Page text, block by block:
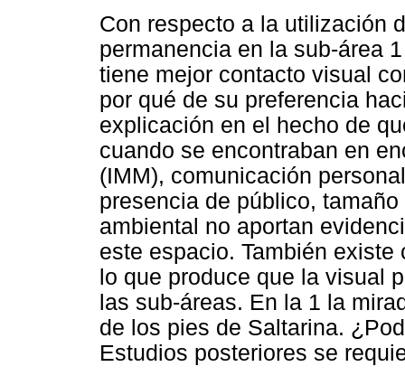
Con respecto a la utilización
permanencia en la sub-área
tiene mejor contacto visual
por qué de su preferencia
explicación en el hecho de
cuando se encontraban en
(IMM), comunicación
presencia de público,
ambiental no aportan
este espacio. También
lo que produce que la visual
las sub-áreas. En la 1 la
de los pies de Saltarina.
Estudios posteriores se